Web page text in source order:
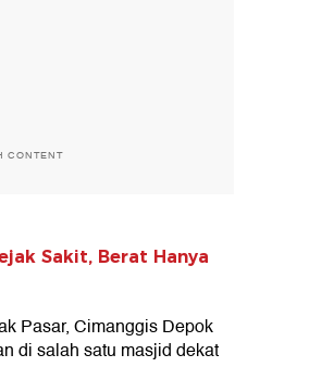
CONTENT
Sakit, Berat Hanya
Pasar, Cimanggis Depok
di salah satu masjid dekat